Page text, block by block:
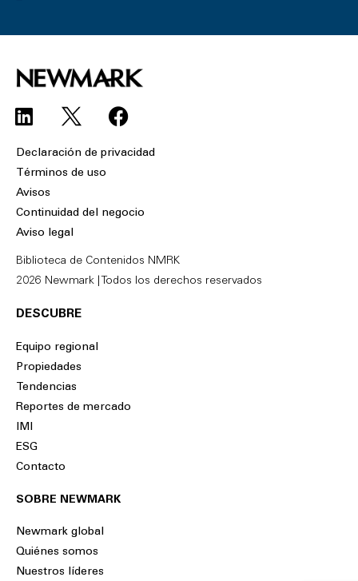
L
i
n
k
e
d
i
F
a
c
o
Declaración de privacidad
Términos de uso
Avisos
Continuidad del negocio
Aviso legal
Biblioteca de Contenidos NMRK
2026 Newmark | Todos los derechos reservados
DESCUBRE
Equipo regional
Propiedades
Tendencias
Reportes de mercado
IMI
ESG
Contacto
SOBRE NEWMARK
Newmark global
Quiénes somos
Nuestros líderes